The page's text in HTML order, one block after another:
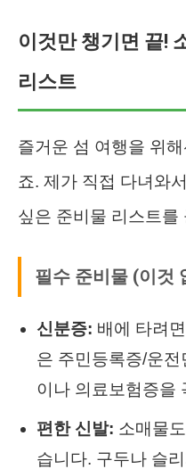
이것만 챙기면 끝!
리스트
즐거운 섬 여행을 위
죠. 제가 직접 다녀와
싶은 준비물 리스트를
필수 준비물 (이것
신분증: 배에 타려
은 주민등록증/운
이나 의료보험증을
편한 신발: 소매물
습니다. 구두나 슬